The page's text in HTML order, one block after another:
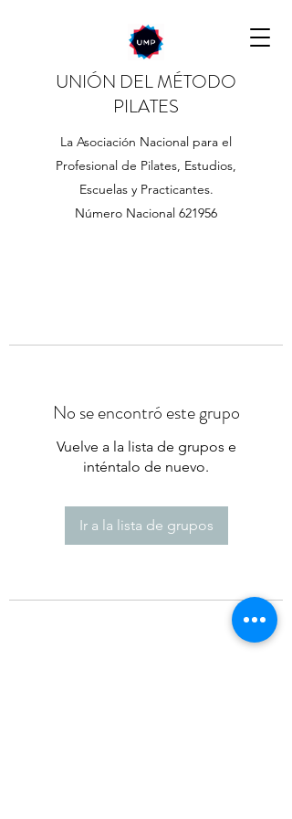
UNIÓN DEL MÉTODO
PILATES
La Asociación Nacional para el
Profesional de Pilates, Estudios,
Escuelas y Practicantes.
Número Nacional 621956
No se encontró este grupo
Vuelve a la lista de grupos e
inténtalo de nuevo.
Ir a la lista de grupos